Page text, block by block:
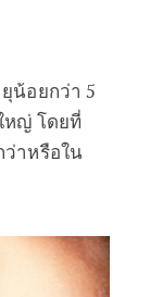
น้อยกว่า 5
หญ่ โดยที่
ว่าหรือใน